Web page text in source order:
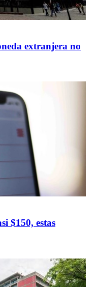
extranjera no
$150, estas